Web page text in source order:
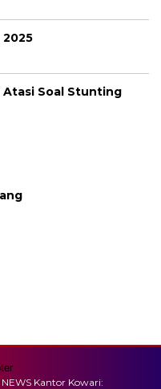
2025
Atasi Soal Stunting
Kantor Kowari: